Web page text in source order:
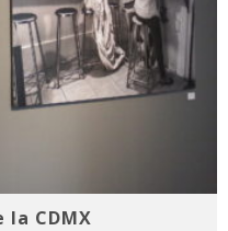
la CDMX